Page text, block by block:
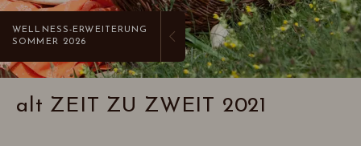
WELLNESS-ERWEITERUNG
SOMMER 2026
alt ZEIT ZU ZWEIT 2021